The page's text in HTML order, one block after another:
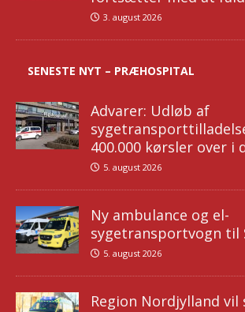
3. august 2026
SENESTE NYT – PRÆHOSPITAL
Advarer: Udløb af
400.000 kørsler over i
5. august 2026
Ny ambulance og el-
sygetransportvogn til
5. august 2026
Region Nordjylland vil